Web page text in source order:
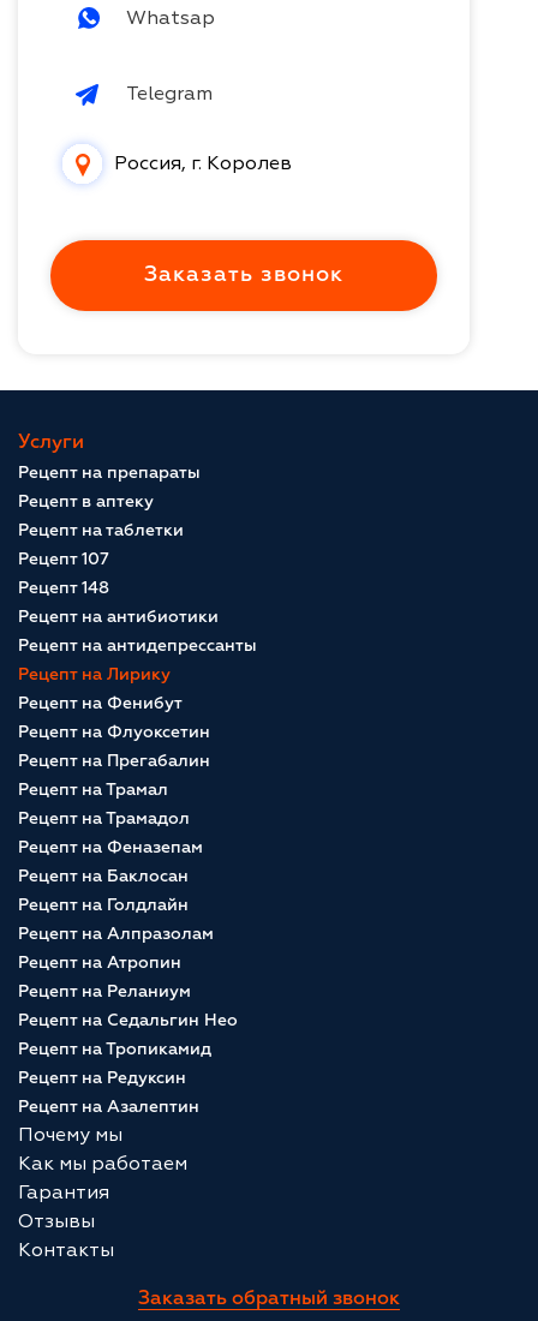
Whatsap
Telegram
Россия, г. Королев
Заказать звонок
Услуги
Рецепт на препараты
Рецепт в аптеку
Рецепт на таблетки
Рецепт 107
Рецепт 148
Рецепт на антибиотики
Рецепт на антидепрессанты
Рецепт на Лирику
Рецепт на Фенибут
Рецепт на Флуоксетин
Рецепт на Прегабалин
Рецепт на Трамал
Рецепт на Трамадол
Рецепт на Феназепам
Рецепт на Баклосан
Рецепт на Голдлайн
Рецепт на Алпразолам
Рецепт на Атропин
Рецепт на Реланиум
Рецепт на Седальгин Нео
Рецепт на Тропикамид
Рецепт на Редуксин
Рецепт на Азалептин
Почему мы
Как мы работаем
Гарантия
Отзывы
Контакты
Заказать обратный звонок